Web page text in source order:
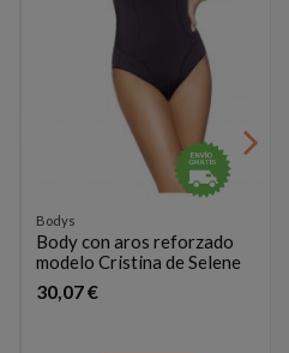
Bodys
Body con aros reforzado
modelo Cristina de Selene
30,07 €